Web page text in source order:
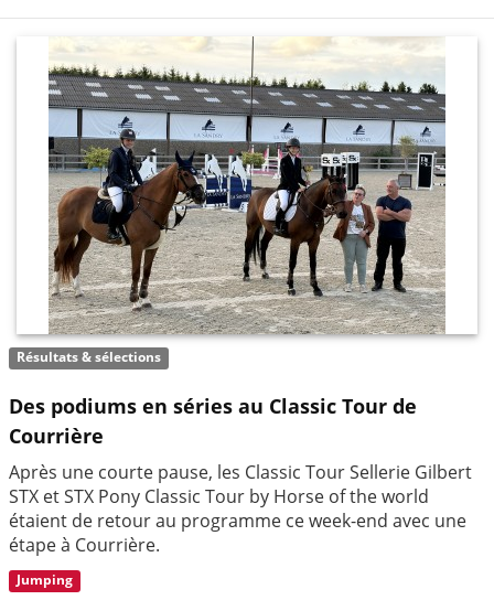
Résultats & sélections
Des podiums en séries au Classic Tour de
Courrière
Après une courte pause, les Classic Tour Sellerie Gilbert
STX et STX Pony Classic Tour by Horse of the world
étaient de retour au programme ce week-end avec une
étape à Courrière.
Jumping